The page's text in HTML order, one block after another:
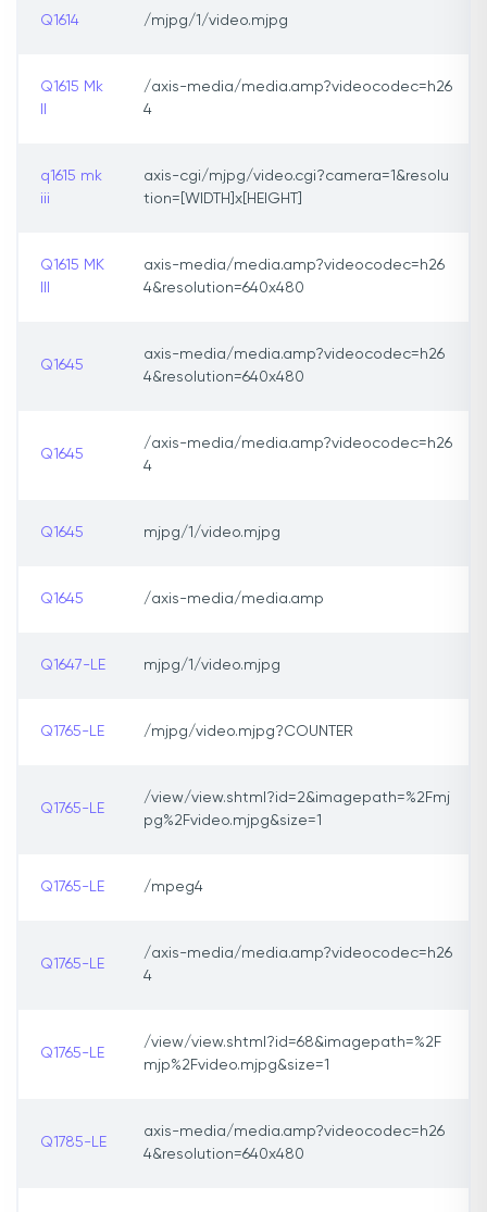
Q1614 /mjpg/1/video.mjpg
Q1615 Mk
/axis-media/media.amp?videocodec=h26
4
q1615 mk
iii
axis-cgi/mjpg/video.cgi?camera=1&resolu
tion=[WIDTH]x[HEIGHT]
Q1615 MK
axis-media/media.amp?videocodec=h26
4&resolution=640x480
Q1645
axis-media/media.amp?videocodec=h26
4&resolution=640x480
Q1645
/axis-media/media.amp?videocodec=h26
4
Q1645 mjpg/1/video.mjpg
Q1645 /axis-media/media.amp
Q1647-LE mjpg/1/video.mjpg
Q1765-LE /mjpg/video.mjpg?COUNTER
Q1765-LE
/view/view.shtml?id=2&imagepath=%2Fmj
pg%2Fvideo.mjpg&size=1
Q1765-LE /mpeg4
Q1765-LE
/axis-media/media.amp?videocodec=h26
4
Q1765-LE
/view/view.shtml?id=68&imagepath=%2F
mjp%2Fvideo.mjpg&size=1
Q1785-LE
axis-media/media.amp?videocodec=h26
4&resolution=640x480